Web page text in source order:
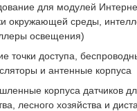
для модулей
окружающей среды,
освещения)
точки доступа,
и антенные корпуса
корпуса датчиков
лесного хозяйства и